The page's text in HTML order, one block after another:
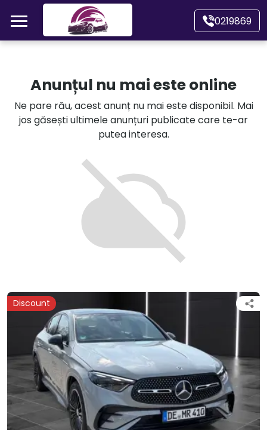
Mergi direct la conținutul principal
0219869
Autoturisme
Motociclete
Autoutilitare
Alte tipuri vehicule
Anunțul nu mai este online
Ne pare rău, acest anunț nu mai este disponibil. Mai
jos găsești ultimele anunțuri publicate care te-ar
putea interesa.
Discount